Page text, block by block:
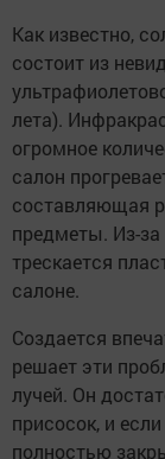
Как известно,
состоит из
лета).
огромное
салон
составляющая
предметы. Из-
трескается
салоне.
Создается
решает эти
лучей. Он
присосок, и
полностью